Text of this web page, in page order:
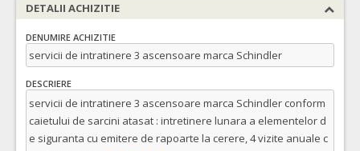
DETALII ACHIZITIE
DENUMIRE ACHIZITIE
servicii de intratinere 3 ascensoare marca Schindler
DESCRIERE
servicii de intratinere 3 ascensoare marca Schindler conform
caietului de sarcini atasat : intretinere lunara a elementelor d
e siguranta cu emitere de rapoarte la cerere, 4 vizite anuale c